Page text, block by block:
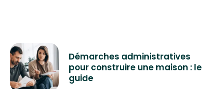
Démarches administratives
pour construire une maison : le
guide